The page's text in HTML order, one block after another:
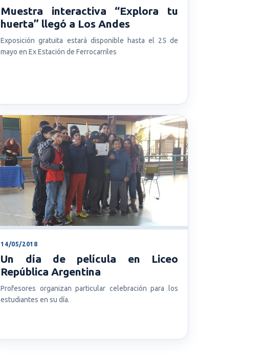
Muestra interactiva “Explora tu
huerta” llegó a Los Andes
Exposición gratuita estará disponible hasta el 25 de
mayo en Ex Estación de Ferrocarriles
14/05/2018
Un día de película en Liceo
República Argentina
Profesores organizan particular celebración para los
estudiantes en su día.